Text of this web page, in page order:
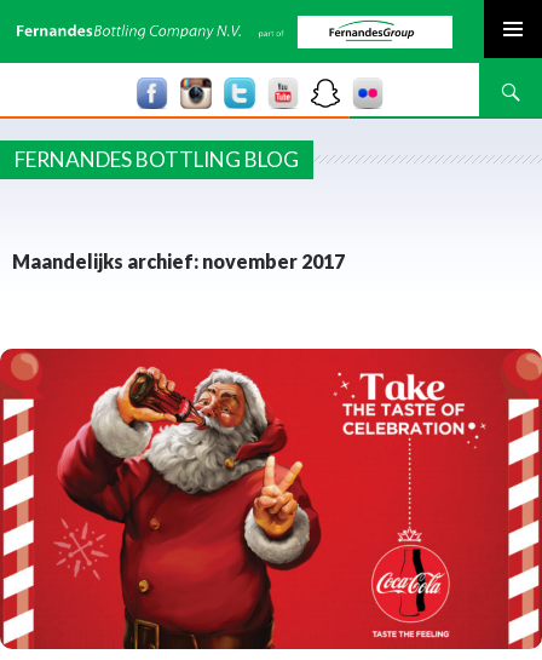
Zoeken
FERNANDES BOTTLING BLOG
Maandelijks archief: november 2017